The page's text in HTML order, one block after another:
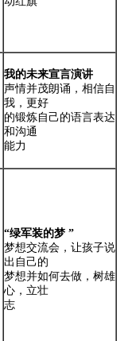
我的未来宣言演讲
声情并茂朗诵，相信自
我，更好
的锻炼自己的语言表达
和沟通
能力
“绿军装的梦 ”
梦想交流会，让孩子说
出自己的
梦想并如何去做，树雄
心，立壮
志